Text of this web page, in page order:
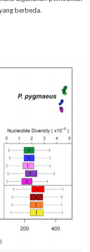
berbeda.